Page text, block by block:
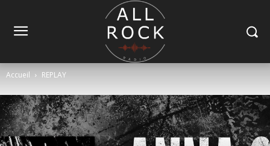
Accueil REPLAY